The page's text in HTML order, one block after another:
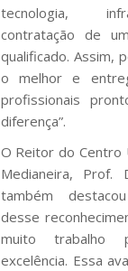
tecnologia,
contratação de
qualificado. Assim,
o melhor e
profissionais
diferença”.
O Reitor do Centro
Medianeira, Prof.
também
desse
muito trabalho
excelência. Essa